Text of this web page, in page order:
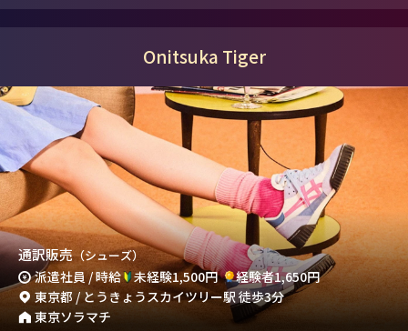
Onitsuka Tiger
通訳販売（シューズ）
派遣社員 / 時給 未経験1,500円
経験者1,650円
東京都 / とうきょうスカイツリー駅 徒歩3分
東京ソラマチ